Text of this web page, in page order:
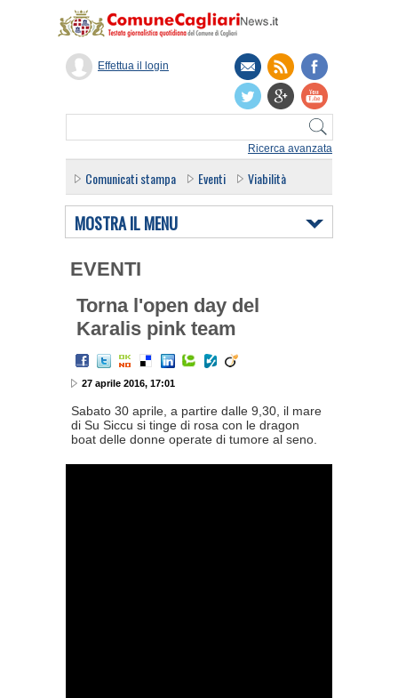
Ricerca avanzata
Effettua il login
Comunicati stampa Eventi Viabilità
MOSTRA IL MENU
EVENTI
Torna l'open day del
Karalis pink team
27 aprile 2016, 17:01
Sabato 30 aprile, a partire dalle 9,30, il mare
di Su Siccu si tinge di rosa con le dragon
boat delle donne operate di tumore al seno.